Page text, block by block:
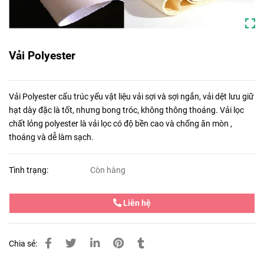
Vải Polyester
Vải Polyester cấu trúc yếu vật liệu vải sợi và sợi ngắn, vải dệt lưu giữ
hạt dày đặc là tốt, nhưng bong tróc, không thông thoáng. Vải lọc
chất lỏng polyester là vải lọc có độ bền cao và chống ăn mòn ,
thoáng và dễ làm sạch.
Tình trạng: Còn hàng
Liên hệ
Chia sẻ: